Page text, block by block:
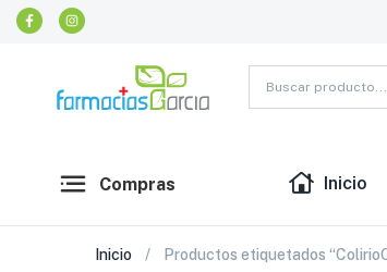
Compras Inicio
Inicio Productos etiquetados